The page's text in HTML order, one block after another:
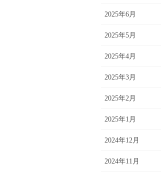
2025年6月
2025年5月
2025年4月
2025年3月
2025年2月
2025年1月
2024年12月
2024年11月